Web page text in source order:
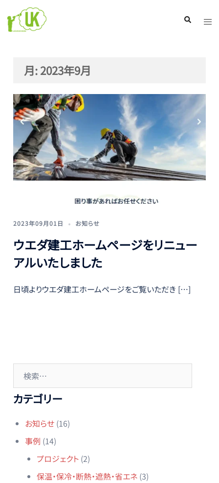
検
索
ト
ー
月:2023年9月
2023年09月01日 お知らせ
ウエダ建工ホームページをリニュー
アルいたしました
日頃よりウエダ建工ホームページをご覧いただき […]
カテゴリー
お知らせ(16)
事例 (14)
プロジェクト(2)
保温・保冷・断熱・遮熱・省エネ(3)